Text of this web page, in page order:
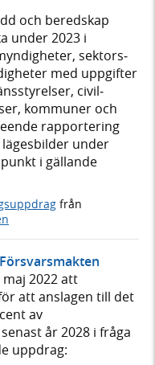
och beredskap
under 2023 i
sektors­
med upp­gifter
civil­
kommuner och
rapportering
under
i gällande
från
2022 att
att anslagen till det
av
år 2028 i fråga
uppdrag: